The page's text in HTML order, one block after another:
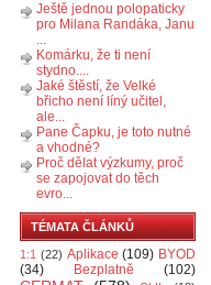
Ještě jednou polopaticky
pro Milana Randáka, Janu
...
Komárku, že ti není
stydno....
Jaké štěstí, že Velké
břicho není líný učitel,
ale...
Pane Čapku, je toto nutné
a vhodné?
Proč dělat výzkumy, proč
se zapojovat do těch
evro...
TÉMATA ČLÁNKŮ
1:1 (22) Aplikace (109) BYOD
(34)
Bezplatně (102)